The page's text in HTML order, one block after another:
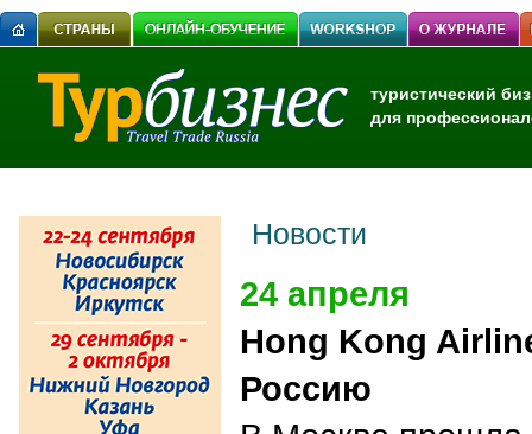
туристический
для
Новости
24 апреля
Hong Kong
Россию